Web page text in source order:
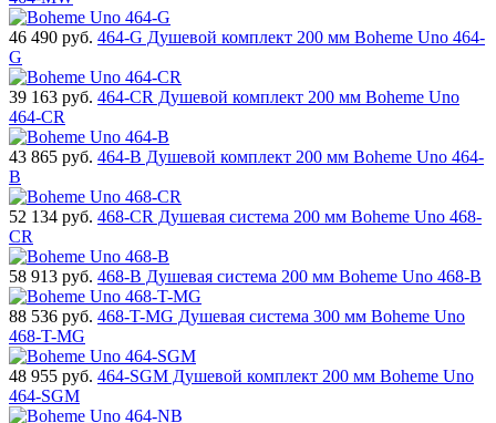
46 490 руб. 464-G Душевой комплект 200 мм Boheme Uno 464-
G
39 163 руб. 464-CR Душевой комплект 200 мм Boheme Uno
464-CR
43 865 руб. 464-B Душевой комплект 200 мм Boheme Uno 464-
B
52 134 руб. 468-CR Душевая система 200 мм Boheme Uno 468-
CR
58 913 руб. 468-B Душевая система 200 мм Boheme Uno 468-B
88 536 руб. 468-T-MG Душевая система 300 мм Boheme Uno
468-T-MG
48 955 руб. 464-SGM Душевой комплект 200 мм Boheme Uno
464-SGM